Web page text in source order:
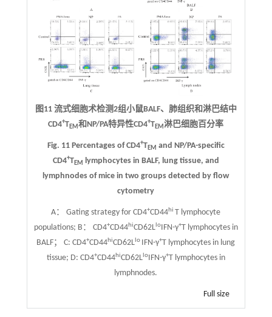
图11 流式细胞术检测2组小鼠BALF、肺组织和淋巴结中
CD4+TEM和NP/PA特异性CD4+TEM 淋巴细胞百分率
Fig. 11 Percentages of CD4+TEM and NP/PA-specific
CD4+TEM lymphocytes in BALF, lung tissue, and
lymphnodes of mice in two groups detected by flow
cytometry
A： Gating strategy for CD4+CD44hiT lymphocyte
populations; B： CD4+CD44hiCD62L loIFN-γ+T lymphocytes in
BALF； C: CD4+CD44hiCD62L lo IFN-γ+T lymphocytes in lung
tissue; D: CD4+CD44hiCD62L loIFN-γ+T lymphocytes in
lymphnodes.
Full size